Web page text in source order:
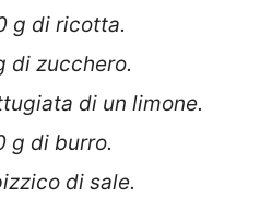
g di ricotta.
di zucchero.
di un limone.
g di burro.
di sale.